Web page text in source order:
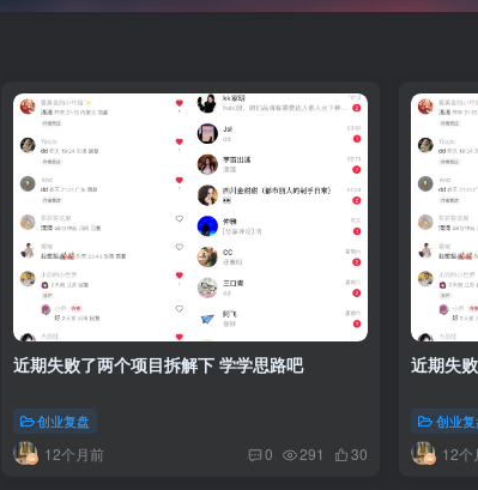
近期失败了两个项目拆解下 学学思路吧
创业复盘
12个月前 0 291 30
近期失
创业
12个